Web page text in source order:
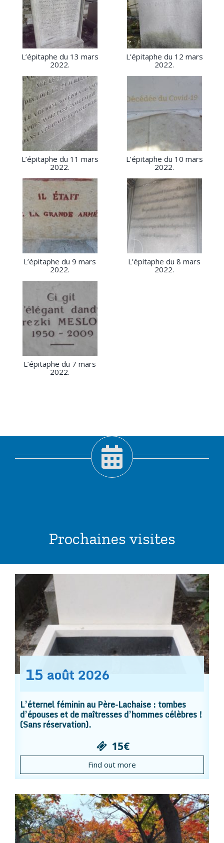
L’épitaphe du 13 mars
2022.
L’épitaphe du 12 mars
2022.
L’épitaphe du 11 mars
2022.
L’épitaphe du 10 mars
2022.
L’épitaphe du 9 mars
2022.
L’épitaphe du 8 mars
2022.
L’épitaphe du 7 mars
2022.
Prochaines visites
15 août 2026
L’éternel féminin au Père-Lachaise : tombes
d’épouses et de maîtresses d’hommes célèbres !
(Sans réservation).
15€
Find out more